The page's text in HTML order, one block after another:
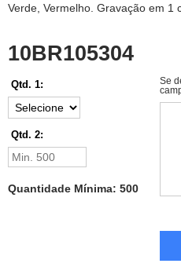
Verde, Vermelho. Gravação em 1
10BR105304
Qtd. 1:
Qtd. 2:
Quantidade Mínima: 500
Se